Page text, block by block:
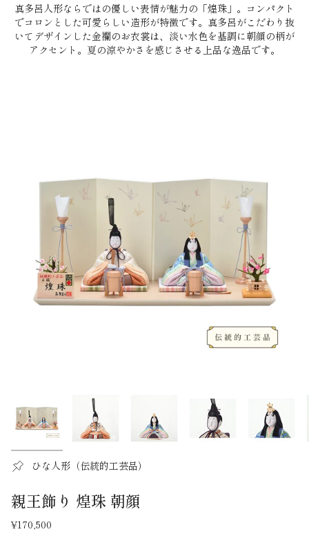
真多呂人形ならではの優しい表情が魅力の「煌珠」。コンパクト
でコロンとした可愛らしい造形が特徴です。真多呂がこだわり抜
いてデザインした金襴のお衣裳は、淡い水色を基調に朝顔の柄が
アクセント。夏の涼やかさを感じさせる上品な逸品です。
ひな人形（伝統的工芸品）
親王飾り 煌珠 朝顔
¥170,500